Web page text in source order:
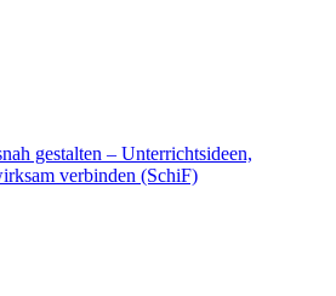
gestalten – Unterrichtsideen,
verbinden (SchiF)